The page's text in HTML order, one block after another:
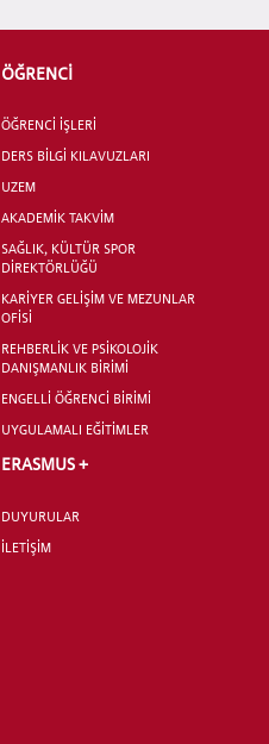
ÖĞRENCİ
ÖĞRENCİ İŞLERİ
DERS BİLGİ KILAVUZLARI
UZEM
AKADEMİK TAKVİM
SAĞLIK, KÜLTÜR SPOR
DİREKTÖRLÜĞÜ
KARİYER GELİŞİM VE MEZUNLAR
OFİSİ
REHBERLİK VE PSİKOLOJİK
DANIŞMANLIK BİRİMİ
ENGELLİ ÖĞRENCİ BİRİMİ
UYGULAMALI EĞİTİMLER
ERASMUS +
DUYURULAR
İLETİŞİM